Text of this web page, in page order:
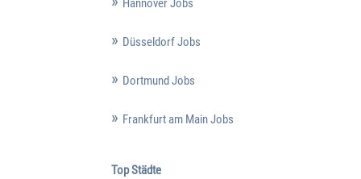
Hannover Jobs
Düsseldorf Jobs
Dortmund Jobs
Frankfurt am Main Jobs
Top Städte